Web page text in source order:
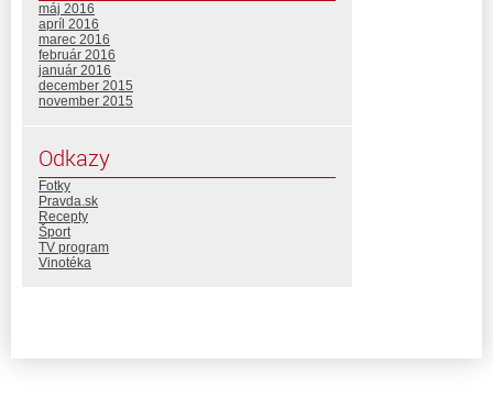
máj 2016
apríl 2016
marec 2016
február 2016
január 2016
december 2015
november 2015
Odkazy
Fotky
Pravda.sk
Recepty
Šport
TV program
Vinotéka